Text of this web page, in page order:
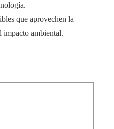
que aprovechen la
impacto ambiental.